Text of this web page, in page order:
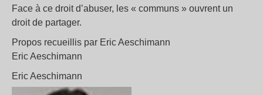
Face à ce droit d’abuser, les « communs » ouvrent un
droit de partager.
Propos recueillis par Eric Aeschimann
Eric Aeschimann
Eric Aeschimann